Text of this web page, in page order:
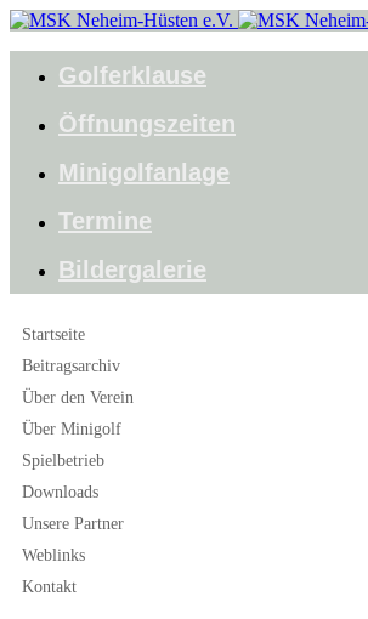
Golferklause
Öffnungszeiten
Minigolfanlage
Termine
Bildergalerie
Startseite
Beitragsarchiv
Über den Verein
Über Minigolf
Spielbetrieb
Downloads
Unsere Partner
Weblinks
Kontakt